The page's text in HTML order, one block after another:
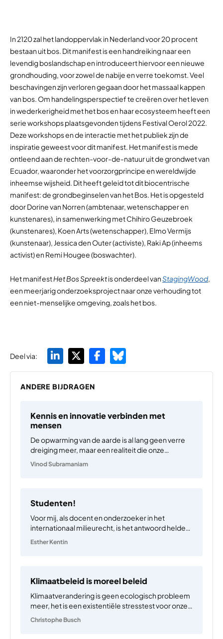
In 2120 zal het landoppervlak in Nederland voor 20 procent
bestaan uit bos. Dit manifest is een handreiking naar een
levendig boslandschap en introduceert hiervoor een nieuwe
grondhouding, voor zowel de nabije en verre toekomst. Veel
beschavingen zijn verloren gegaan door het massaal kappen
van bos. Om handelingsperspectief te creëren over het leven
in wederkerigheid met het bos en haar ecosysteem heeft een
serie workshops plaatsgevonden tijdens Festival Oerol 2022.
Deze workshops en de interactie met het publiek zijn de
inspiratie geweest voor dit manifest. Het manifest is mede
ontleend aan de rechten-voor-de-natuur uit de grondwet van
Ecuador, waaronder het voorzorgprincipe en wereldwijde
inheemse wijsheid. Dit heeft geleid tot dit biocentrische
manifest: de grondbeginselen van het Bos. Het is opgesteld
door Dorine van Norren (ambtenaar, wetenschapper en
kunstenares), in samenwerking met Chihiro Geuzebroek
(kunstenares), Koen Arts (wetenschapper), Elmo Vermijs
(kunstenaar), Jessica den Outer (activiste), Raki Ap (inheems
activist) en Remi Hougee (boswachter).
Het manifestHet Bos Spreektis onderdeel vanStagingWood,
een meerjarig onderzoeksproject naar onze verhouding tot
een niet-menselijke omgeving, zoals het bos.
Deel via:
ANDERE BIJDRAGEN
Kennis en innovatie verbinden met
mensen
De opwarming van de aarde is al lang geen verre
dreiging meer, maar een realiteit die onze
Vinod Subramaniam
Studenten!
Voor mij, als docent en onderzoeker in het
internationaal milieurecht, is het antwoord helder:
Esther Kentin
Klimaatbeleid is moreel beleid
Klimaatverandering is geen ecologisch probleem
meer, het is een existentiële stresstest voor onze
beschrijf ik hoe klimaatverstoringen de nieuwe
Christophe Busch